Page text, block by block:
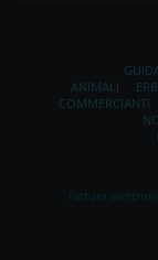
ANIMALI
COMMERCIANTI
fattura